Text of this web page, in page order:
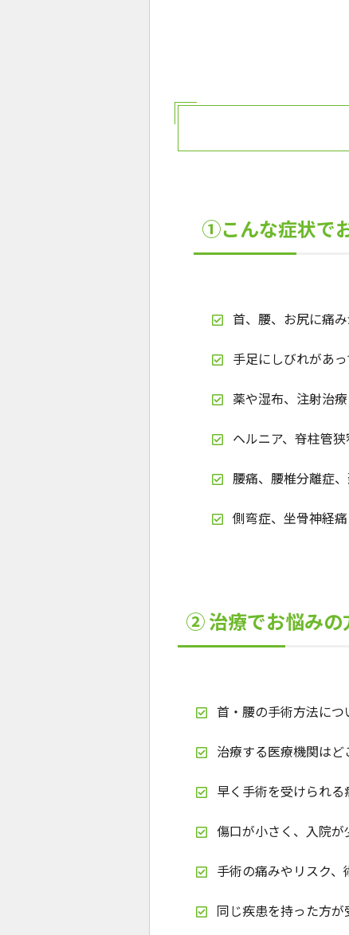
①こんな症状で
首、腰、お尻に痛
手足にしびれがあ
薬や湿布、注射治
ヘルニア、脊柱管
腰痛、腰椎分離症
側弯症、坐骨神経
② 治療でお悩みの
首・腰の手術方法につ
治療する医療機関は
早く手術を受けられ
傷口が小さく、入院
手術の痛みやリスク
同じ疾患を持った方